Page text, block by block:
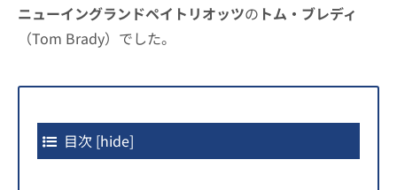
ニューイングランドペイトリオッツの トム・ブレディ
（Tom Brady）でした。
目次 [hide]